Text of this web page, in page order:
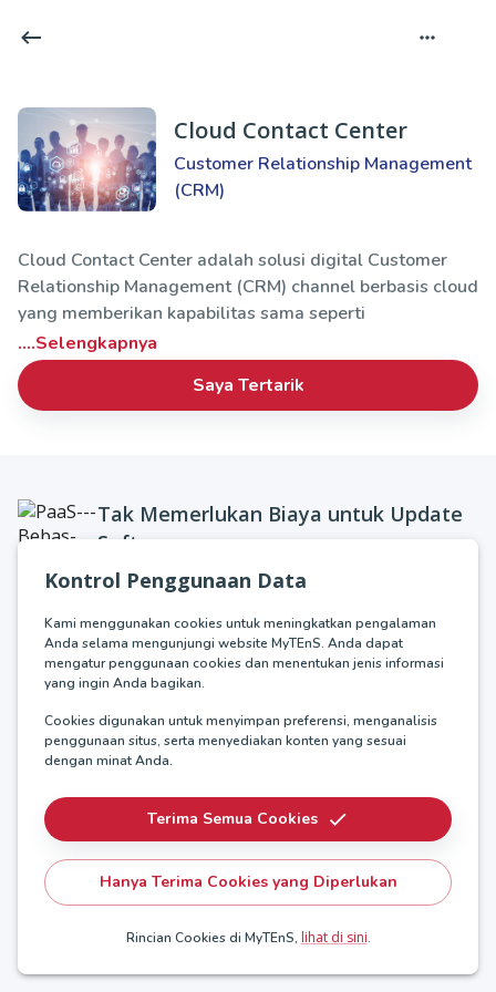
Cloud Contact Center
Customer Relationship Management
(CRM)
Cloud Contact Center adalah solusi digital Customer
Relationship Management (CRM) channel berbasis cloud
yang memberikan kapabilitas sama seperti
....Selengkapnya
Saya Tertarik
Tak Memerlukan Biaya untuk Update
Software
Karena berbasis cloud, Anda tidak perlu
software
Kemudahan Set-Up
Set-up bisa dilakukan dengan cepat & fiturnya
bisa ditambah/dikurangi tanpa bergantung
Multichannel
Layanan Cloud Contact Center yang
multichannel, meliputi email, SMS, media
Kontrol Penggunaan Data
Kami menggunakan cookies untuk meningkatkan pengalaman
Anda selama mengunjungi website MyTEnS. Anda dapat
mengatur penggunaan cookies dan menentukan jenis informasi
yang ingin Anda bagikan.
Cookies digunakan untuk menyimpan preferensi, menganalisis
penggunaan situs, serta menyediakan konten yang sesuai
dengan minat Anda.
Terima Semua Cookies
Hanya Terima Cookies yang Diperlukan
Rincian Cookies di MyTEnS, lihat di sini.